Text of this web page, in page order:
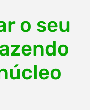
o seu